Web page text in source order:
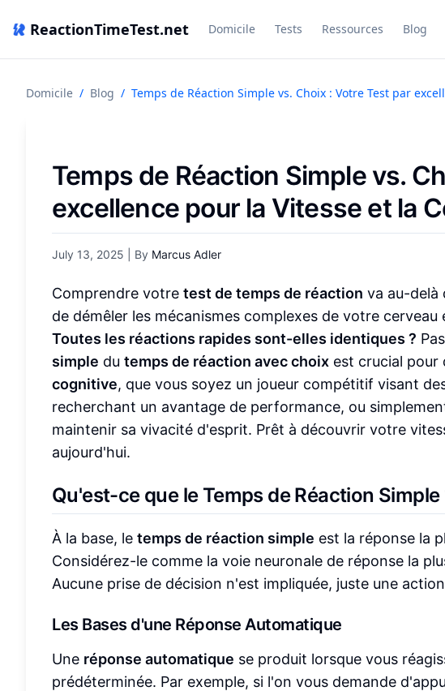
ReactionTimeTest.net Domicile Tests Ressources Blog
Domicile / Blog / Temps de Réaction Simple vs. Choix : Votre Test par
Temps de Réaction Simple vs.
excellence pour la Vitesse et la
July 13, 2025 | By Marcus Adler
Comprendre votre test de temps de réaction va au-delà
de démêler les mécanismes complexes de votre
Toutes les réactions rapides sont-elles identiques ?
simple du temps de réaction avec choix est crucial pour
cognitive, que vous soyez un joueur compétitif visant
recherchant un avantage de performance, ou
maintenir sa vivacité d'esprit. Prêt à découvrir votre
aujourd'hui.
Qu'est-ce que le Temps de Réaction Simple
À la base, le temps de réaction simple est la réponse la
Considérez-le comme la voie neuronale de réponse la
Aucune prise de décision n'est impliquée, juste une
Les Bases d'une Réponse Automatique
Une réponse automatique se produit lorsque vous
prédéterminée. Par exemple, si l'on vous demande